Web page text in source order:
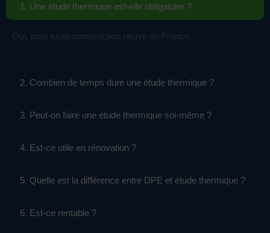
1. Une étude thermique est-elle obligatoire ?
Oui, pour toute construction neuve en France.
2. Combien de temps dure une étude thermique ?
3. Peut-on faire une étude thermique soi-même ?
4. Est-ce utile en rénovation ?
5. Quelle est la différence entre DPE et étude thermique ?
6. Est-ce rentable ?